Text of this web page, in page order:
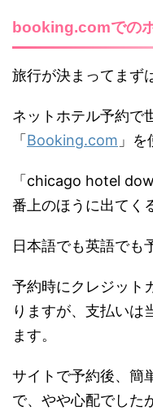
booking.comでの
旅行が決まってまず
ネットホテル予約で
「 Booking.com 」を
「chicago hotel
番上のほうに出てく
日本語でも英語でも
予約時にクレジット
りますが、支払いは
ます。
サイトで予約後、簡
で、やや心配でした